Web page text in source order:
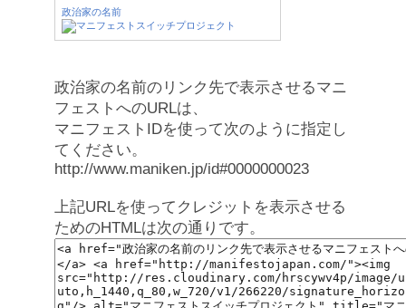
政治家の名前
政治家の名前のリンク先で表示させるマニ
フェストへのURLは、
マニフェストIDを使って次のように指定し
てください。
http://www.maniken.jp/id#0000000023
上記URLを使ってクレジットを表示させる
ためのHTMLは次の通りです。